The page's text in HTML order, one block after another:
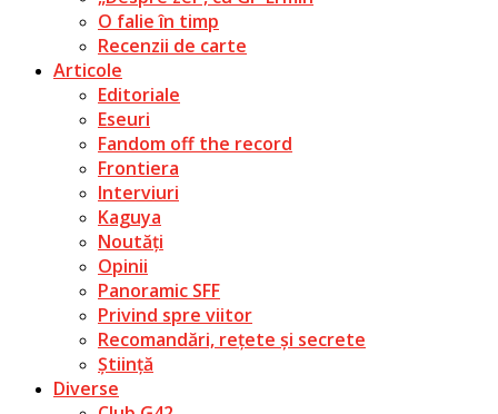
O falie în timp
Recenzii de carte
Articole
Editoriale
Eseuri
Fandom off the record
Frontiera
Interviuri
Kaguya
Noutăți
Opinii
Panoramic SFF
Privind spre viitor
Recomandări, rețete și secrete
Știință
Diverse